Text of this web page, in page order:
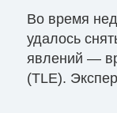
Во время
удалось
явлений —
(TLE).